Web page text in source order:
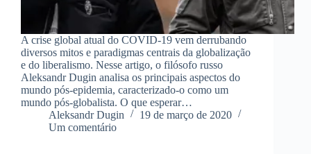
A crise global atual do COVID-19 vem derrubando
diversos mitos e paradigmas centrais da globalização
e do liberalismo. Nesse artigo, o filósofo russo
Aleksandr Dugin analisa os principais aspectos do
mundo pós-epidemia, caracterizado-o como um
mundo pós-globalista. O que esperar…
Aleksandr Dugin
19 de março de 2020
Um comentário